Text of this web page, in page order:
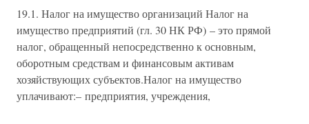
19.1. Налог на имущество организаций Налог на
имущество предприятий (гл. 30 НК РФ) – это прямой
налог, обращенный непосредственно к основным,
оборотным средствам и финансовым активам
хозяйствующих субъектов.Налог на имущество
уплачивают:– предприятия, учреждения,